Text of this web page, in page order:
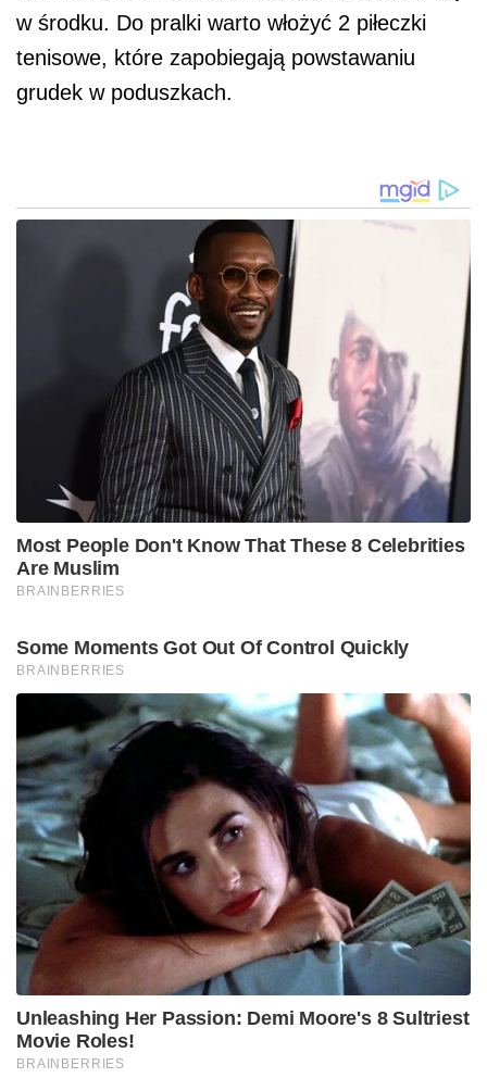
w środku. Do pralki warto włożyć 2 piłeczki
tenisowe, które zapobiegają powstawaniu
grudek w poduszkach.